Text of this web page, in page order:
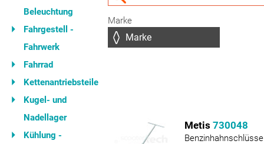
Beleuchtung
Fahrgestell -
Fahrwerk
Fahrrad
Kettenantriebsteile
Kugel- und
Nadellager
Kühlung -
Marke
Metis 730048